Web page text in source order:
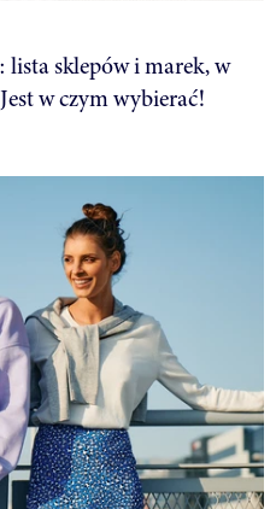
sklepów i marek, w
w czym wybierać!